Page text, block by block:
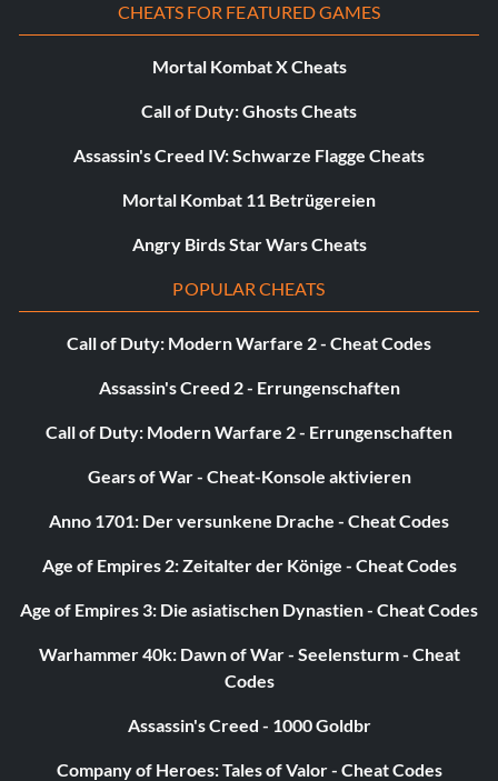
CHEATS FOR FEATURED GAMES
Mortal Kombat X Cheats
Call of Duty: Ghosts Cheats
Assassin's Creed IV: Schwarze Flagge Cheats
Mortal Kombat 11 Betrügereien
Angry Birds Star Wars Cheats
POPULAR CHEATS
Call of Duty: Modern Warfare 2 - Cheat Codes
Assassin's Creed 2 - Errungenschaften
Call of Duty: Modern Warfare 2 - Errungenschaften
Gears of War - Cheat-Konsole aktivieren
Anno 1701: Der versunkene Drache - Cheat Codes
Age of Empires 2: Zeitalter der Könige - Cheat Codes
Age of Empires 3: Die asiatischen Dynastien - Cheat Codes
Warhammer 40k: Dawn of War - Seelensturm - Cheat
Codes
Assassin's Creed - 1000 Goldbr
Company of Heroes: Tales of Valor - Cheat Codes